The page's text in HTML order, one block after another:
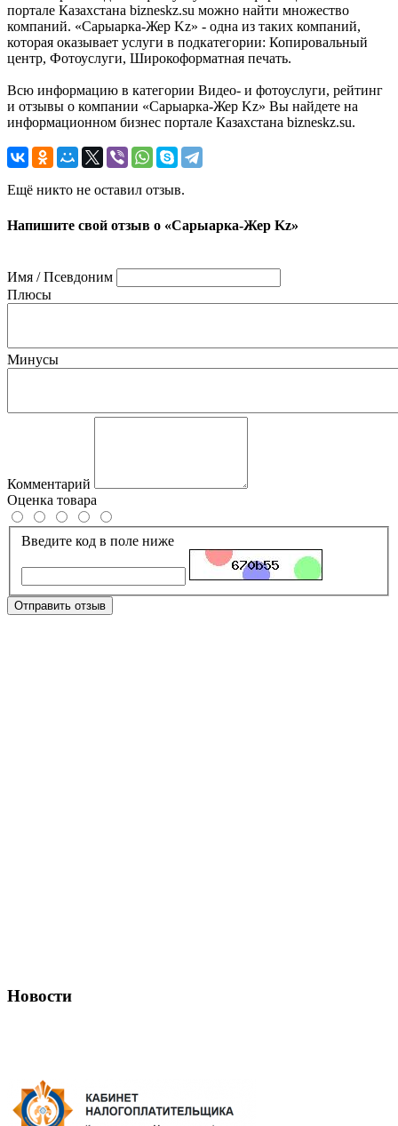
портале Казахстана bizneskz.su можно найти множество
компаний. «Сарыарка-Жер Kz» - одна из таких компаний,
которая оказывает услуги в подкатегории: Копировальный
центр, Фотоуслуги, Широкоформатная печать.
Всю информацию в категории Видео- и фотоуслуги, рейтинг
и отзывы о компании «Сарыарка-Жер Kz» Вы найдете на
информационном бизнес портале Казахстана bizneskz.su.
Ещё никто не оставил отзыв.
Напишите свой отзыв о «Сарыарка-Жер Kz»
Имя / Псевдоним
Плюсы
Минусы
Комментарий
Оценка товара
Введите код в поле ниже
Отправить отзыв
Новости